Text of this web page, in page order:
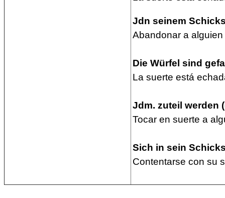
Jdn seinem
Abandonar a
Die Würfel sind
La suerte está
Jdm. zuteil werden
Tocar en suerte a
Sich in sein
Contentarse con su